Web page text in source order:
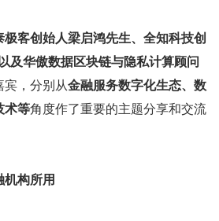
极客创始人梁启鸿先生、全知科技创
及华傲数据区块链与隐私计算顾问
宾，分别从金融服务数字化生态、数
术等角度作了重要的主题分享和交流
机构所用